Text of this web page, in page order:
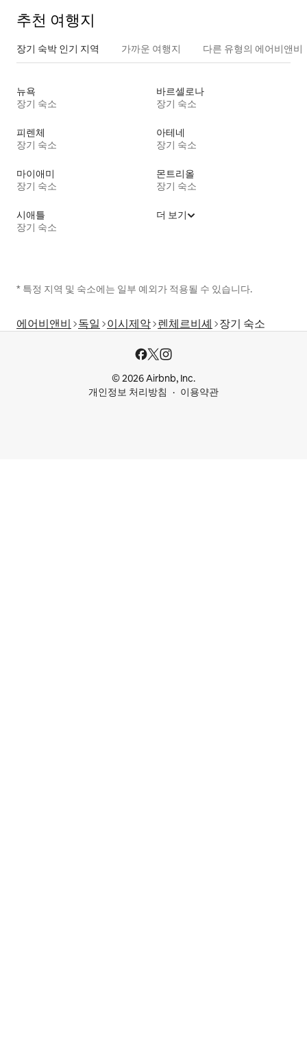
추천 여행지
장기 숙박 인기 지역 가까운 여행지 다른 유형의 에어비앤비
뉴욕
장기 숙소
바르셀로나
장기 숙소
피렌체
장기 숙소
아테네
장기 숙소
마이애미
장기 숙소
몬트리올
장기 숙소
시애틀
장기 숙소
더 보기
* 특정 지역 및 숙소에는 일부 예외가 적용될 수 있습니다.
에어비앤비 독일 이시제악 렌체르비셰 장기 숙소
© 2026 Airbnb, Inc.
개인정보 처리방침
이용약관